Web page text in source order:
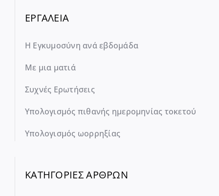
ΕΡΓΑΛΕΙΑ
Η Εγκυμοσύνη ανά εβδομάδα
Με μια ματιά
Συχνές Ερωτήσεις
Υπολογισμός πιθανής ημερομηνίας τοκετού
Υπολογισμός ωορρηξίας
ΚΑΤΗΓΟΡΙΕΣ ΑΡΘΡΩΝ